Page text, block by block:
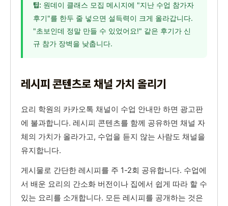
팁: 원데이 클래스 모집 메시지에 "지난 수업 참가자
후기"를 한두 줄 넣으면 설득력이 크게 올라갑니다.
"초보인데 정말 만들 수 있었어요!" 같은 후기가 신
규 참가 장벽을 낮춥니다.
레시피 콘텐츠로 채널 가치 올리기
요리 학원의 카카오톡 채널이 수업 안내만 하면 광고판
에 불과합니다. 레시피 콘텐츠를 함께 공유하면 채널 자
체의 가치가 올라가고, 수업을 듣지 않는 사람도 채널을
유지합니다.
게시물로 간단한 레시피를 주 1-2회 공유합니다. 수업에
서 배운 요리의 간소화 버전이나 집에서 쉽게 따라 할 수
있는 요리를 소개합니다. 모든 레시피를 공개하는 것은